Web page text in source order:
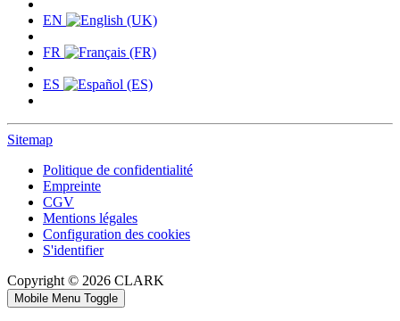
EN
FR
ES
Sitemap
Politique de confidentialité
Empreinte
CGV
Mentions légales
Configuration des cookies
S'identifier
Copyright © 2026 CLARK
Mobile Menu Toggle